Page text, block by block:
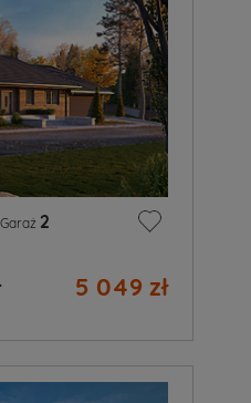
Garaż 2
5 049 zł